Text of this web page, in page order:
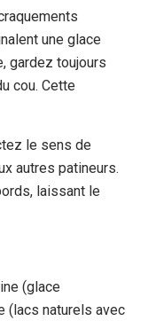
une glace
gardez toujours
cou. Cette
le sens de
autres patineurs.
laissant le
(glace
(lacs naturels avec